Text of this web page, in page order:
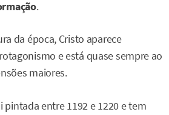
.
da época, Cristo aparece
e está quase sempre ao
maiores.
pintada entre 1192 e 1220 e tem